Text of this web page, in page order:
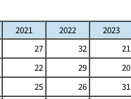
2021 2022 2023
27 32 21
22 29 20
25 26 31